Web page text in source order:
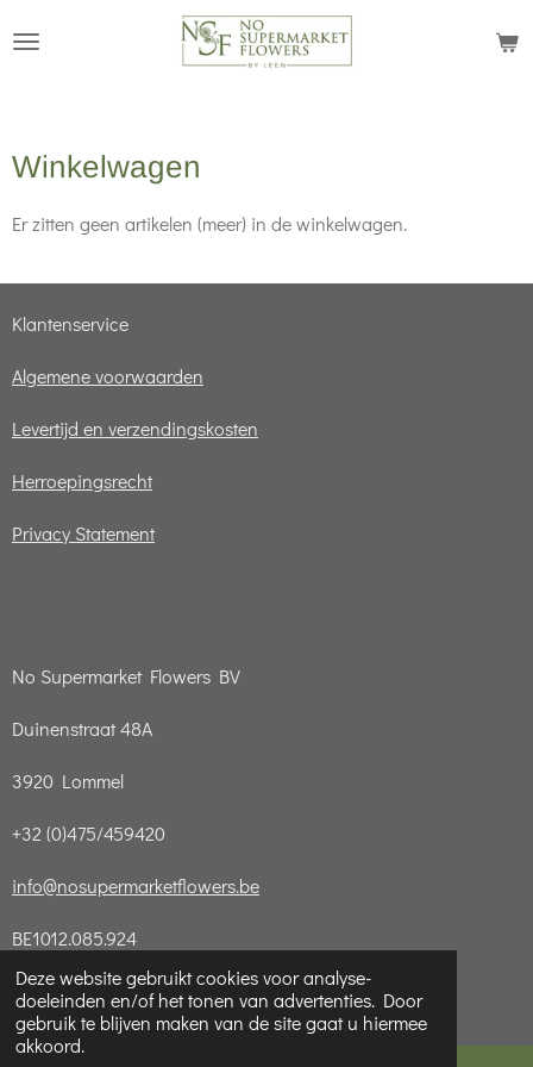
Deze website gebruikt cookies voor analyse-
doeleinden en/of het tonen van advertenties. Door
gebruik te blijven maken van de site gaat u hiermee
akkoord.
hoofdinhoud
Winkelwagen
Er zitten geen artikelen (meer) in de winkelwagen.
Klantenservice
Algemene voorwaarden
Levertijd en verzendingskosten
Herroepingsrecht
Privacy Statement
No Supermarket Flowers BV
Duinenstraat 48A
3920 Lommel
+32 (0)475/459420
info@nosupermarketflowers.be
BE1012.085.924
© 2021 - 2026 No Supermarket Flowers
Powered byJouwWeb